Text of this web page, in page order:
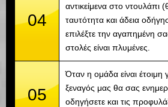
04
αντικείμενα στο ντουλάπι
ταυτότητα και άδεια
επιλέξτε την αγαπημένη
στολές είναι πλυμένες.
05
Όταν η ομάδα είναι έτοιμη
ξεναγός μας θα σας
οδηγήσετε και τις